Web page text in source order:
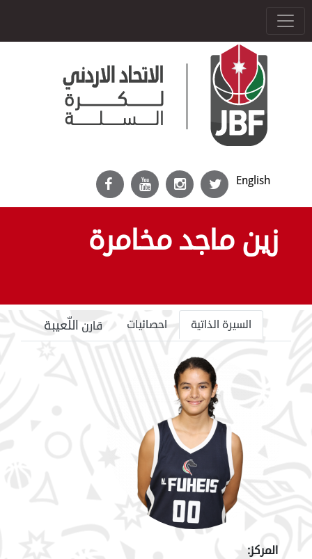
English
زين ماجد مخامرة
السيرة الذاتية احصائيات قارن اللّعيبة
المركز: